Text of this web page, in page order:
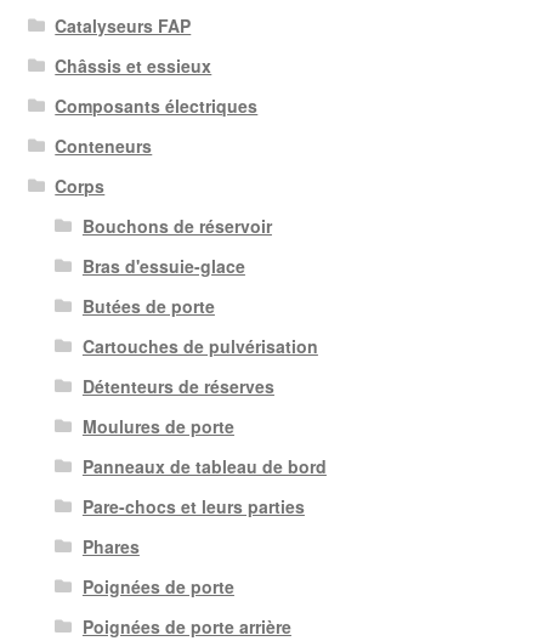
Catalyseurs FAP
Châssis et essieux
Composants électriques
Conteneurs
Corps
Bouchons de réservoir
Bras d'essuie-glace
Butées de porte
Cartouches de pulvérisation
Détenteurs de réserves
Moulures de porte
Panneaux de tableau de bord
Pare-chocs et leurs parties
Phares
Poignées de porte
Poignées de porte arrière